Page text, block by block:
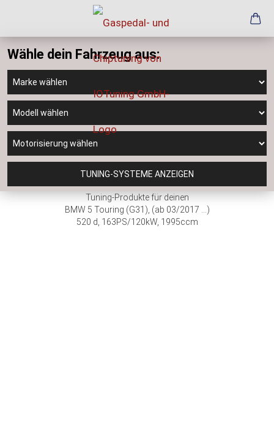
Wähle dein Fahrzeug aus:
TUNING-SYSTEME ANZEIGEN
Tuning-Produkte für deinen
BMW 5 Touring (G31), (ab 03/2017 ...)
520 d, 163PS/120kW, 1995ccm